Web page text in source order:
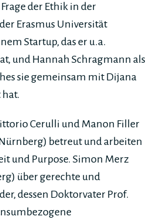
der Ethik in der
Erasmus Universität
Startup, das er u.a.
und Hannah Schragmann als
sie gemeinsam mit Dijana
Cerulli und Manon Filler
betreut und arbeiten
und Purpose. Simon Merz
über gerechte und
dessen Doktorvater Prof.